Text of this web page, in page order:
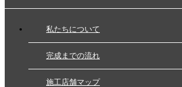
私たちについて
完成までの流れ
施工店舗マップ